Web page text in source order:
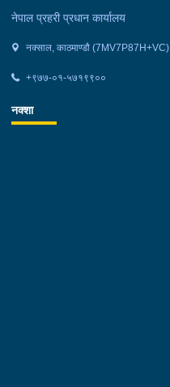
नेपाल प्रहरी प्रधान कार्यालय
नक्साल, काठमाण्डौ (7MV7P87H+VC)
+९७७-०१-५७१९९००
नक्शा